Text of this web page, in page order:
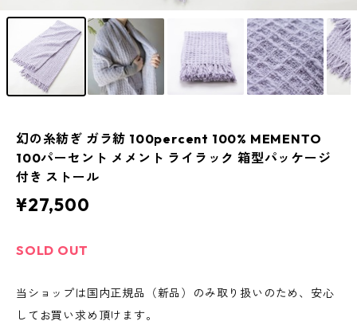
幻の糸紡ぎ ガラ紡 100percent 100% MEMENTO
100パーセント メメント ライラック 箱型パッケージ
付き ストール
¥27,500
SOLD OUT
当ショップは国内正規品（新品）のみ取り扱いのため、安心
してお買い求め頂けます。